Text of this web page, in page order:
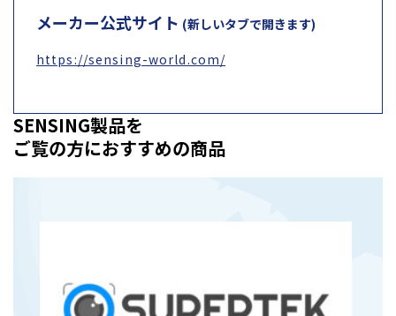
メーカー公式サイト (新しいタブで開きます)
https://sensing-world.com/
SENSING製品を
ご覧の方におすすめの商品